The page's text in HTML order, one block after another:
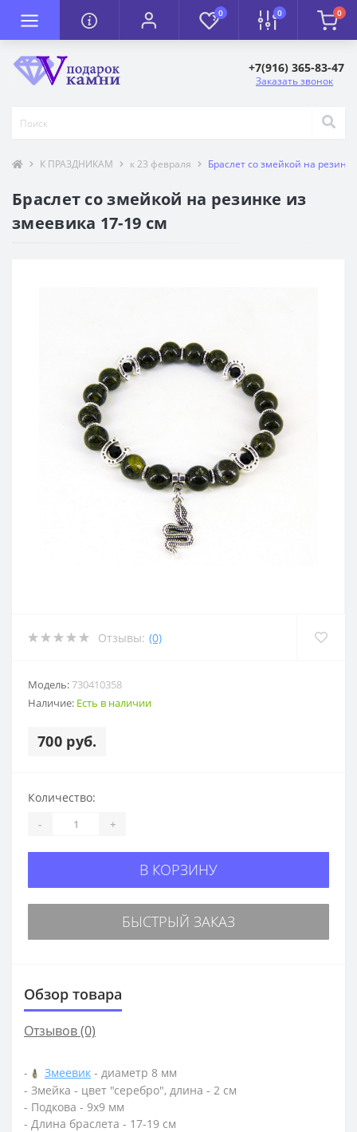
0 0 0
+7(916) 365-83-47
Заказать звонок
К ПРАЗДНИКАМ к 23 февраля Браслет со змейкой на
Браслет со змейкой на резинке из
змеевика 17-19 см
Отзывы: (0)
Модель:730410358
Наличие: Есть в наличии
700 руб.
Количество:
- +
В КОРЗИНУ
БЫСТРЫЙ ЗАКАЗ
Обзор товара
Отзывов (0)
- Змеевик - диаметр 8 мм
- Змейка - цвет "серебро", длина - 2 см
- Подкова - 9х9 мм
- Длина браслета - 17-19 см